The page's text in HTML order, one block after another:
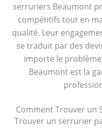
serruriers Beaumont
compétitifs tout en
qualité. Leur
se traduit par des
importe le
Beaumont est la
Comment Trouver un
Trouver un serrurier